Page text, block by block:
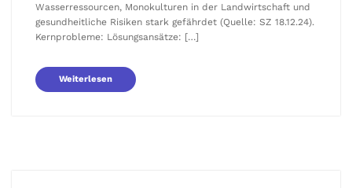
Wasserressourcen, Monokulturen in der Landwirtschaft und
gesundheitliche Risiken stark gefährdet (Quelle: SZ 18.12.24).
Kernprobleme: Lösungsansätze: […]
Weiterlesen